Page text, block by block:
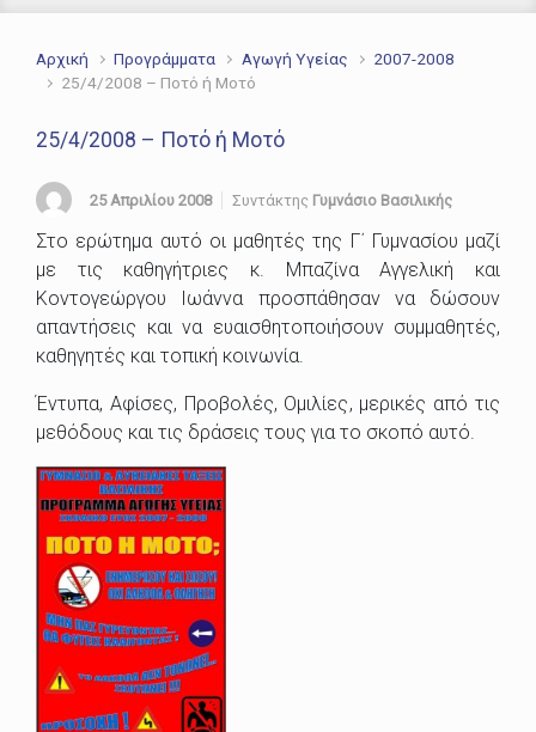
Αρχική Προγράμματα Αγωγή Υγείας
2007-2008
25/4/2008 – Ποτό ή Μοτό
25/4/2008 – Ποτό ή Μοτό
25 Απριλίου 2008 Συντάκτης Γυμνάσιο Βασιλικής
Στο ερώτημα αυτό οι μαθητές της Γ΄ Γυμνασίου μαζί
με τις καθηγήτριες κ. Μπαζίνα Αγγελική και
Κοντογεώργου Ιωάννα προσπάθησαν να δώσουν
απαντήσεις και να ευαισθητοποιήσουν συμμαθητές,
καθηγητές και τοπική κοινωνία.
Έντυπα, Αφίσες, Προβολές, Ομιλίες, μερικές από τις
μεθόδους και τις δράσεις τους για το σκοπό αυτό.